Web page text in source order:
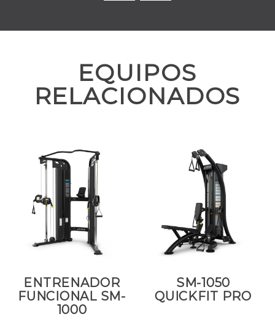
EQUIPOS
RELACIONADOS
ENTRENADOR
FUNCIONAL SM-
1000
SM-1050
QUICKFIT PRO